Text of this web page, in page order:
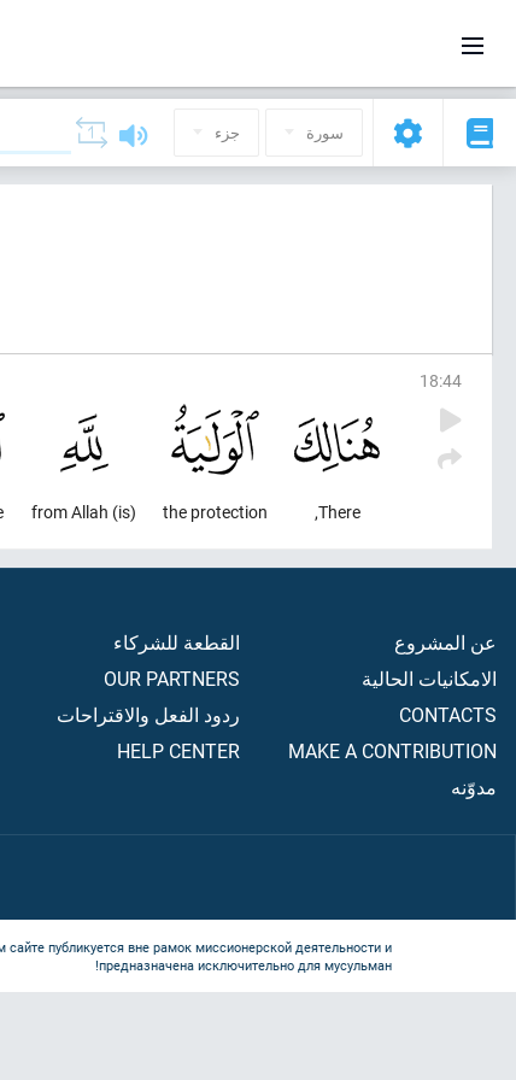
سورة جزء
18:44
There,
the protection
(is) from Allah
عن المشروع
الامكانيات الحالية
CONTACTS
MAKE A CONTRIBUTION
مدوّنه
القطعة للشركاء
OUR PARTNERS
ردود الفعل والاقتراحات
HELP CENTER
публикуется вне рамок миссионерской деятельности и
предназначена исключительно для мусульман!